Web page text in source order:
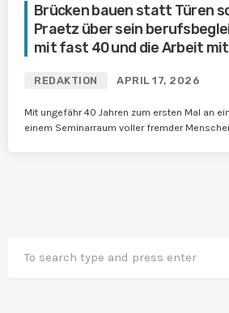
Brücken bauen statt Türen
Praetz über sein
mit fast 40 und die Arbeit
REDAKTION APRIL 17, 2026
Mit ungefähr 40 Jahren zum ersten Mal an
einem Seminarraum voller fremder